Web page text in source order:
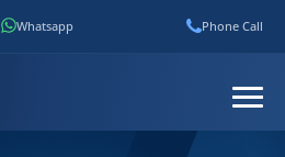
Whatsapp Phone Call